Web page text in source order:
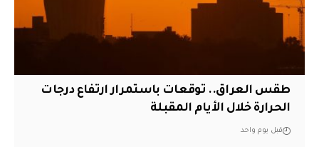
طقس العراق.. توقعات باستمرار ارتفاع درجات
الحرارة خلال الأيام المقبلة
قبل يوم واحد